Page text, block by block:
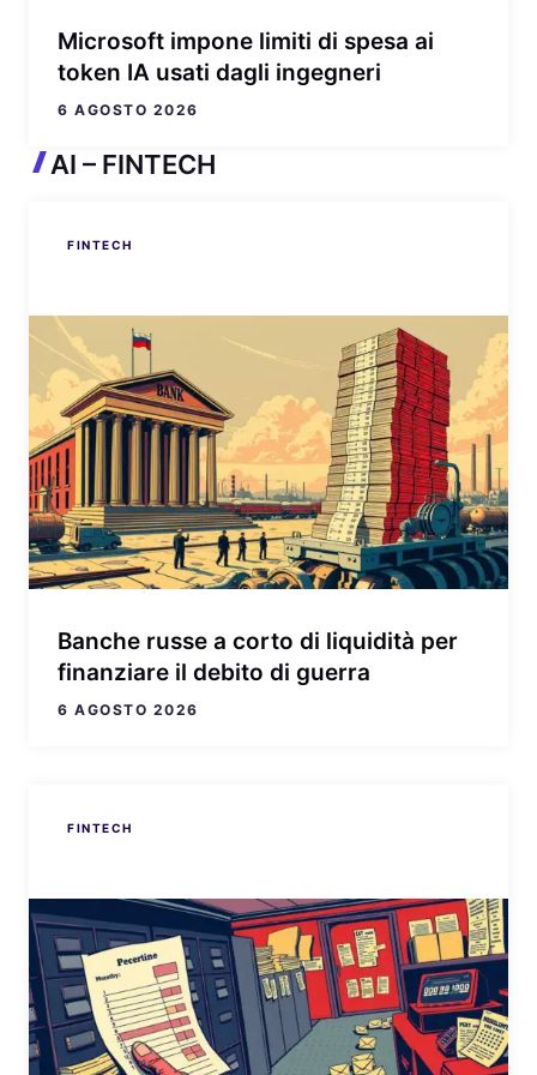
Microsoft impone limiti di spesa ai
token IA usati dagli ingegneri
6 AGOSTO 2026
AI – FINTECH
FINTECH
FINTECH
FINTECH
FINTECH
FINTECH
Banche russe a corto di liquidità per
finanziare il debito di guerra
6 AGOSTO 2026
FINTECH
FINTECH
FINTECH
FINTECH
FINTECH